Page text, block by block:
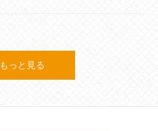
もっと見る